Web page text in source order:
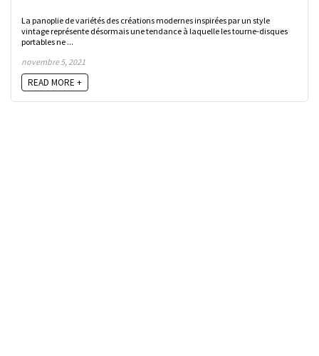
La panoplie de variétés des créations modernes inspirées par un style
vintage représente désormais une tendance à laquelle les tourne-disques
portables ne ...
novembre 5, 2021
READ MORE +